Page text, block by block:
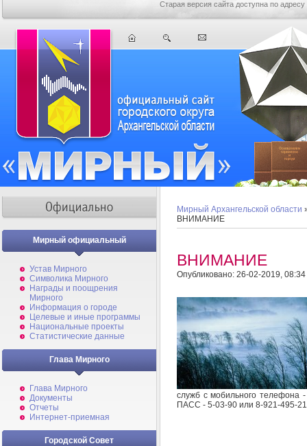
Старая версия сайта доступна по адресу
Мирный официальный
Устав Мирного
Символика Мирного
Награды и поощрения
Мирного
Информация о городе
Целевые и иные программы
Национальные проекты
Статистические данные
Глава Мирного
Глава Мирного
Документы
Отчеты
Интернет-приемная
Городской Совет
Мирный Архангельской области
ВНИМАНИЕ
ВНИМАНИЕ
Опубликовано: 26-02-2019, 08:34
служб с мобильного телефона
ПАСС - 5-03-90 или 8-921-495-